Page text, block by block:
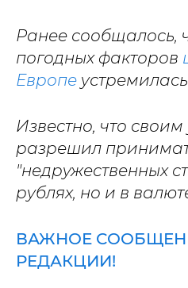
Ранее сообщалось,
погодных факторов
Европе
Известно, что
разрешил
"недружественных
рублях, но и в
ВАЖНОЕ
РЕДАКЦИИ!